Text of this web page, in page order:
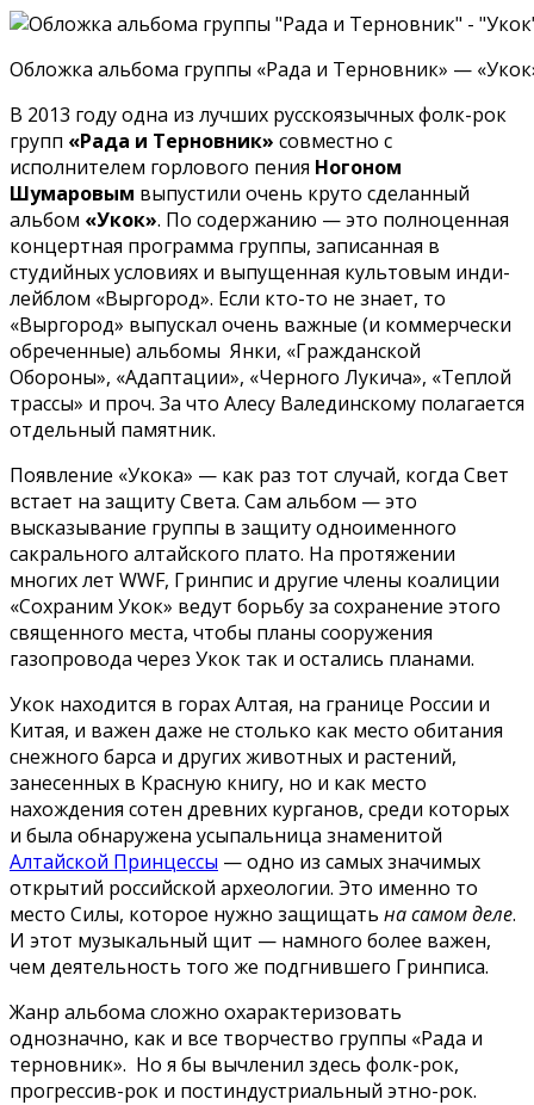
Обложка альбома группы «Рада и Терновник» —
В 2013 году одна из лучших русскоязычных фолк-рок
групп «Рада и Терновник» совместно с
исполнителем горлового пения Ногоном
Шумаровым выпустили очень круто сделанный
альбом «Укок». По содержанию — это полноценная
концертная программа группы, записанная в
студийных условиях и выпущенная культовым инди-
лейблом «Выргород». Если кто-то не знает, то
«Выргород» выпускал очень важные (и коммерчески
обреченные) альбомы Янки, «Гражданской
Обороны», «Адаптации», «Черного Лукича», «Теплой
трассы» и проч. За что Алесу Валединскому полагается
отдельный памятник.
Появление «Укока» — как раз тот случай, когда Свет
встает на защиту Света. Сам альбом — это
высказывание группы в защиту одноименного
сакрального алтайского плато. На протяжении
многих лет WWF, Гринпис и другие члены коалиции
«Сохраним Укок» ведут борьбу за сохранение этого
священного места, чтобы планы сооружения
газопровода через Укок так и остались планами.
Укок находится в горах Алтая, на границе России и
Китая, и важен даже не столько как место обитания
снежного барса и других животных и растений,
занесенных в Красную книгу, но и как место
нахождения сотен древних курганов, среди которых
и была обнаружена усыпальница знаменитой
Алтайской Принцессы — одно из самых значимых
открытий российской археологии. Это именно то
место Силы, которое нужно защищать на самом деле.
И этот музыкальный щит — намного более важен,
чем деятельность того же подгнившего Гринписа.
Жанр альбома сложно охарактеризовать
однозначно, как и все творчество группы «Рада и
терновник». Но я бы вычленил здесь фолк-рок,
прогрессив-рок и постиндустриальный этно-рок.